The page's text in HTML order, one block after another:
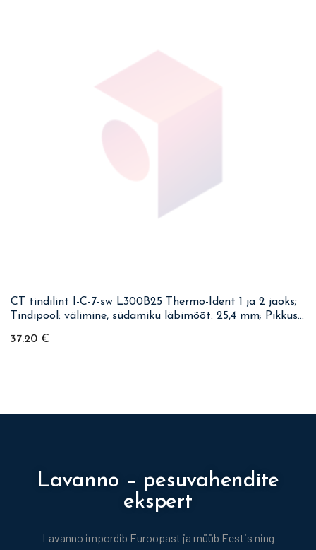
CT tindilint I-C-7-sw L300B25 Thermo-Ident 1 ja 2 jaoks;
Tindipool: välimine, südamiku läbimõõt: 25,4 mm; Pikkus:
37.20 €
Lavanno – pesuvahendite
ekspert
Lavanno impordib Euroopast ja müüb Eestis ning